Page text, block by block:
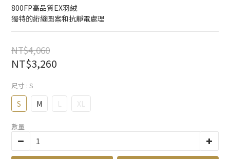
800FP高品質EX羽絨
獨特的絎縫圖案和抗靜電處理
NT$4,060
NT$3,260
尺寸 : S
S M L XL
數量